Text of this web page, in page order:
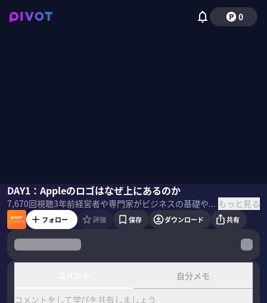
0
DAY1：Appleのロゴはなぜ上にあるのか
7,670回視聴3年前 経営者や専門家がビジネスの基礎や最新テーマを教える「PIVOT LEARNING」。行動経済学コンサルタントの相良奈美香氏からビジネス教養としての行動経済学を学ぶ。 ＜ゲスト＞ 相良奈美香｜行動経済学コンサルタント メールアドレス： Namika.Sagara@BeSciGroup.com オレゴン大学で学士号、「行動経済学専門」修士、「行動経済学専門」博士号を取得。デューク大学、コンサルティング会社を経て、行動経済学を専門とするコンサルティング会社を起業。近刊に『行動経済学が最強の学問である』がある。 ＜目次＞ もっと見る
相良奈美香
フォロー 評価 保存 ダウンロード 共有
自分メモ
コメントをして学びを共有しましょう